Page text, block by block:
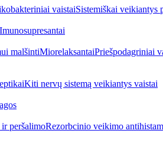
vaistaiSistemiškai veikiantys
Imunosupresantai
malšintiMiorelaksantaiPriešpodagriniai
Kiti nervų sistemą veikiantys vaistai
peršalimoRezorbcinio veikimo